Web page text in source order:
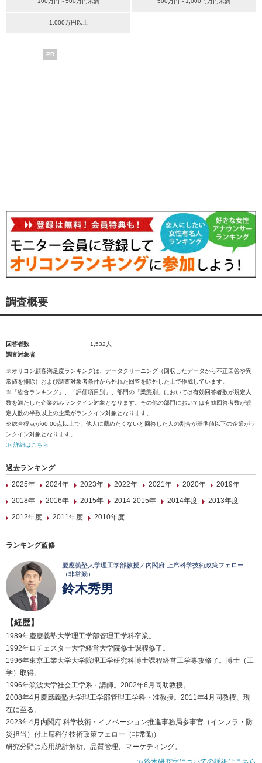
1,000万円以上
PR
調査概要
回答者数
1,532人
調査対象者
※オリコン顧客満足度ランキングは、データクリーニング（回収したデータから不正回答や異
常値を排除）および調査対象者条件から外れた回答を除外した上で作成しています。
※「総合ランキング」、「評価項目別」、部門の「業態別」においては有効回答者数が規定人
数を満たした企業のみランクイン対象となります。その他の部門においては有効回答者数が規
定人数の半数以上の企業がランクイン対象となります。
※総合得点が60.00点以上で、他人に薦めたくないと回答した人の割合が基準値以下の企業がラ
ンクイン対象となります。
≫ 詳細はこちら
過去ランキング
2025年
2024年 2023年 2022年 2021年 2020年
2019年
2018年
2016年 2015年 2014-2015年 2014年度
2013年度
2012年度
2011年度 2010年度
ランキング監修
慶應義塾大学理工学部教授／内閣府 上席科学技術政策フェロー
（非常勤）
鈴木秀男
【経歴】
1989年慶應義塾大学理工学部管理工学科卒業。
1992年ロチェスター大学経営大学院修士課程修了。
1996年東京工業大学大学院理工学研究科博士課程経営工学専攻修了。博士（工
学）取得。
1996年筑波大学社会工学系・講師。2002年6月同助教授。
2008年4月慶應義塾大学理工学部管理工学科・准教授。2011年4月同教授、現
在に至る。
2023年4月内閣府 科学技術・イノベーション推進事務局参事官（インフラ・防
災担当）付上席科学技術政策フェロー（非常勤）
研究分野は応用統計解析、品質管理、マーケティング。